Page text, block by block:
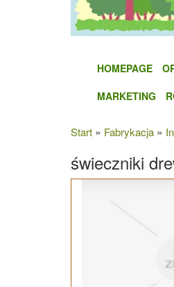
HOMEPAGE
MARKETING
Start » Fabrykacja »
świeczniki